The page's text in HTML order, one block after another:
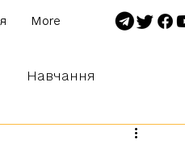
More
Навчання